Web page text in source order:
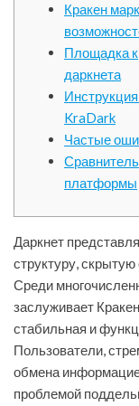
Кракен
Площадка
даркнета
KraDark
Частые
платформы
Даркнет
структуру,
Среди
заслуживает
стабильная и
Пользователи,
обмена
проблемой